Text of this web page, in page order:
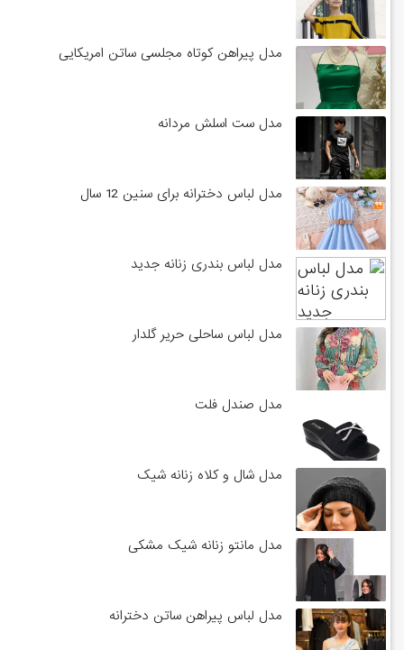
مدل پیراهن کوتاه مجلسی ساتن امریکایی
مدل ست اسلش مردانه
مدل لباس دخترانه برای سنین 12 سال
مدل لباس بندری زنانه جدید
مدل لباس ساحلی حریر گلدار
مدل صندل فلت
مدل شال و کلاه زنانه شیک
مدل مانتو زنانه شیک مشکی
مدل لباس پیراهن ساتن دخترانه